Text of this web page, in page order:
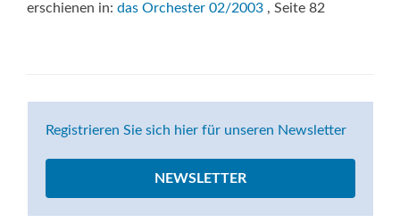
erschienen in: das Orchester 02/2003 , Seite 82
Registrieren Sie sich hier für unseren Newsletter
NEWSLETTER